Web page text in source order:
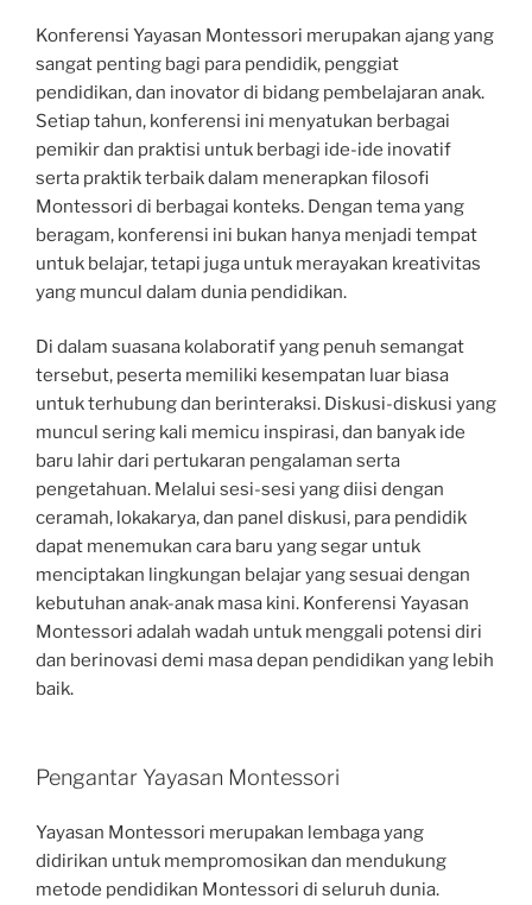
Konferensi Yayasan Montessori merupakan ajang yang
sangat penting bagi para pendidik, penggiat
pendidikan, dan inovator di bidang pembelajaran anak.
Setiap tahun, konferensi ini menyatukan berbagai
pemikir dan praktisi untuk berbagi ide-ide inovatif
serta praktik terbaik dalam menerapkan filosofi
Montessori di berbagai konteks. Dengan tema yang
beragam, konferensi ini bukan hanya menjadi tempat
untuk belajar, tetapi juga untuk merayakan kreativitas
yang muncul dalam dunia pendidikan.
Di dalam suasana kolaboratif yang penuh semangat
tersebut, peserta memiliki kesempatan luar biasa
untuk terhubung dan berinteraksi. Diskusi-diskusi yang
muncul sering kali memicu inspirasi, dan banyak ide
baru lahir dari pertukaran pengalaman serta
pengetahuan. Melalui sesi-sesi yang diisi dengan
ceramah, lokakarya, dan panel diskusi, para pendidik
dapat menemukan cara baru yang segar untuk
menciptakan lingkungan belajar yang sesuai dengan
kebutuhan anak-anak masa kini. Konferensi Yayasan
Montessori adalah wadah untuk menggali potensi diri
dan berinovasi demi masa depan pendidikan yang lebih
baik.
Pengantar Yayasan Montessori
Yayasan Montessori merupakan lembaga yang
didirikan untuk mempromosikan dan mendukung
metode pendidikan Montessori di seluruh dunia.